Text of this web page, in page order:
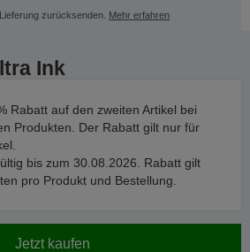
zurücksenden. Mehr erfahren
Ink
Rabatt auf den zweiten Artikel bei
Produkten. Der Rabatt gilt nur für
bis zum 30.08.2026. Rabatt gilt
pro Produkt und Bestellung.
Jetzt kaufen